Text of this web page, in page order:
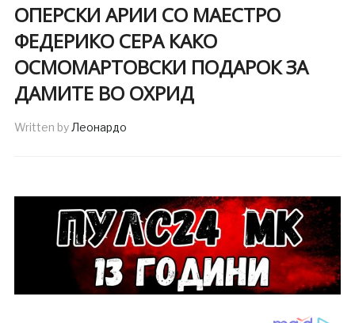
ОПЕРСКИ АРИИ СО МАЕСТРО
ФЕДЕРИКО СЕРА КАКО
ОСМОМАРТОВСКИ ПОДАРОК ЗА
ДАМИТЕ ВО ОХРИД
Written byЛеонардо